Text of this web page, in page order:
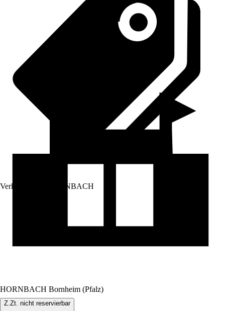
Verkauf durch: HORNBACH
HORNBACH Bornheim (Pfalz)
Z.Zt. nicht reservierbar